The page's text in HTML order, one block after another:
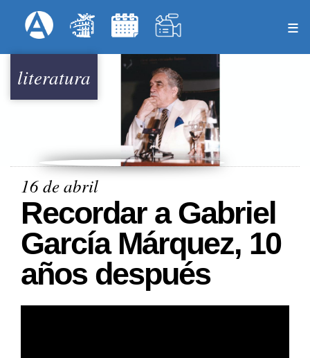
al
principal
Menú Superior
literatura
16 de abril
Recordar a Gabriel
García Márquez, 10
años después